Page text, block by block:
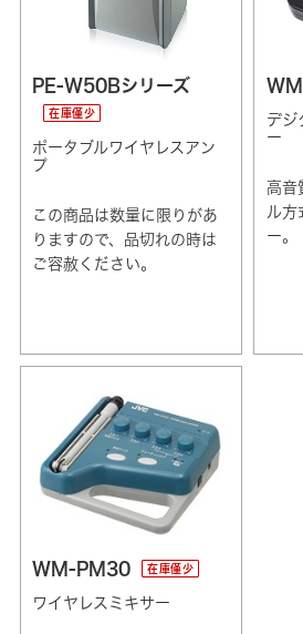
PE-W50Bシリーズ
在庫僅少
ポータブルワイヤレスアン
プ
この商品は数量に限りがあ
りますので、品切れの時は
ご容赦ください。
デジ
ー
高音
ル方
ー。
WM-PM30 在庫僅少
ワイヤレスミキサー